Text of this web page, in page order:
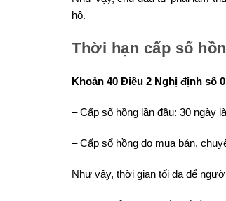
hộ.
Thời hạn cấp sổ
Khoản 40 Điều 2 Nghị định số
– Cấp sổ hồng lần đầu: 30 ngày
– Cấp sổ hồng do mua bán,
Như vậy, thời gian tối đa để